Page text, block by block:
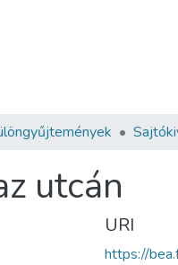
utcán
URI
https://